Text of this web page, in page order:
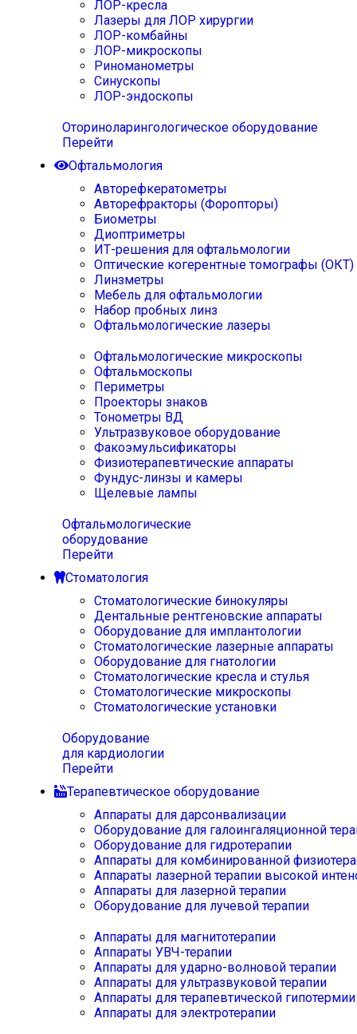
ЛОР-кресла
Лазеры для ЛОР хирургии
ЛОР-комбайны
ЛОР-микроскопы
Риноманометры
Синускопы
ЛОР-эндоскопы
Оториноларингологическое оборудование
Перейти
Офтальмология
Авторефкератометры
Авторефракторы (Форопторы)
Биометры
Диоптриметры
ИТ-решения для офтальмологии
Оптические когерентные томографы (ОКТ)
Линзметры
Мебель для офтальмологии
Набор пробных линз
Офтальмологические лазеры
Офтальмологические микроскопы
Офтальмоскопы
Периметры
Проекторы знаков
Тонометры ВД
Ультразвуковое оборудование
Факоэмульсификаторы
Физиотерапевтические аппараты
Фундус-линзы и камеры
Щелевые лампы
Офтальмологические
оборудование
Перейти
Стоматология
Стоматологические бинокуляры
Дентальные рентгеновские аппараты
Оборудование для имплантологии
Стоматологические лазерные аппараты
Оборудование для гнатологии
Стоматологические кресла и стулья
Стоматологические микроскопы
Стоматологические установки
Оборудование
для кардиологии
Перейти
Терапевтическое оборудование
Аппараты для дарсонвализации
Оборудование для галоингаляционной
Оборудование для гидротерапии
Аппараты для комбинированной
Аппараты лазерной терапии высокой
Аппараты для лазерной терапии
Оборудование для лучевой терапии
Аппараты для магнитотерапии
Аппараты УВЧ-терапии
Аппараты для ударно-волновой терапии
Аппараты для ультразвуковой терапии
Аппараты для терапевтической
Аппараты для электротерапии